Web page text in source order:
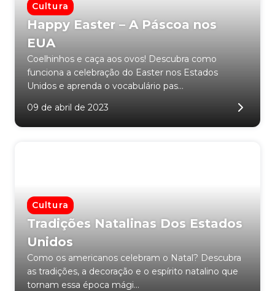
Cultura
Happy Easter – A Páscoa nos
EUA
Coelhinhos e caça aos ovos! Descubra como
funciona a celebração do Easter nos Estados
Unidos e aprenda o vocabulário pas...
09 de abril de 2023
Cultura
Tradições Natalinas Dos Estados
Unidos
Como os americanos celebram o Natal? Descubra
as tradições, a decoração e o espírito natalino que
tornam essa época mági...